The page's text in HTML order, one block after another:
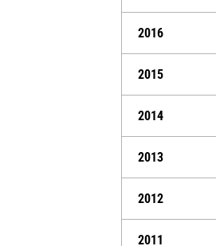
2016
2015
2014
2013
2012
2011